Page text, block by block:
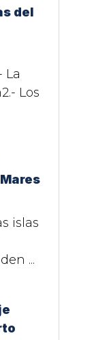
del
La
Los
islas
...